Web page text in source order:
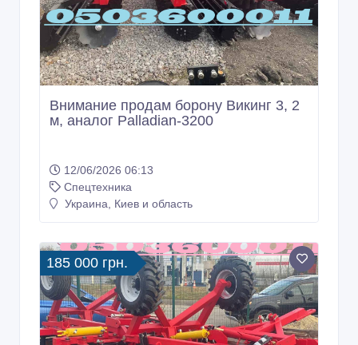
Внимание продам борону Викинг 3, 2
м, аналог Palladian-3200
12/06/2026 06:13
Спецтехника
Украина, Киев и область
185 000 грн.